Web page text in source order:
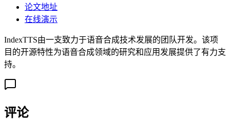
论文地址
在线演示
IndexTTS由一支致力于语音合成技术发展的团队开发。该项
目的开源特性为语音合成领域的研究和应用发展提供了有力支
持。
评论